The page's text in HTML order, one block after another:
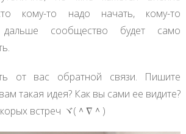
кому-то надо начать, кому-то
сообщество будет само
от вас обратной связи. Пишите
такая идея? Как вы сами ее видите?
встреч ヾ(＾∇＾)